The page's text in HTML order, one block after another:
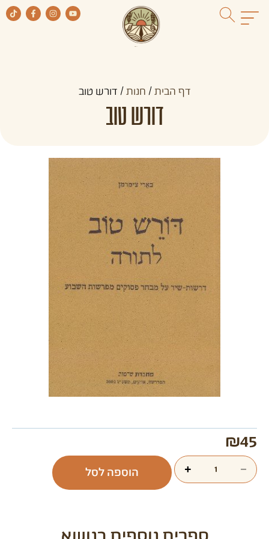
דף הבית / חנות / דורש טוב
דורש טוב
₪45
−
+ הוספה לסל